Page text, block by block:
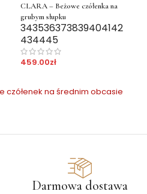
CLARA – Beżowe czółenka na
grubym słupku
343536373839404142
434445
459.00zł
czółenek na średnim obcasie
Darmowa dostawa